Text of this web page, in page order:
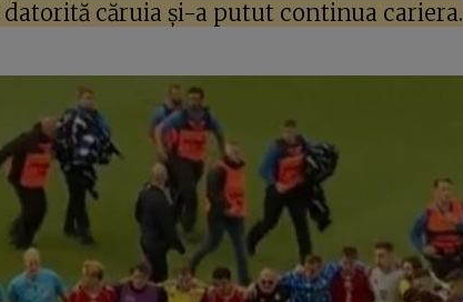
căruia și-a putut continua cariera.